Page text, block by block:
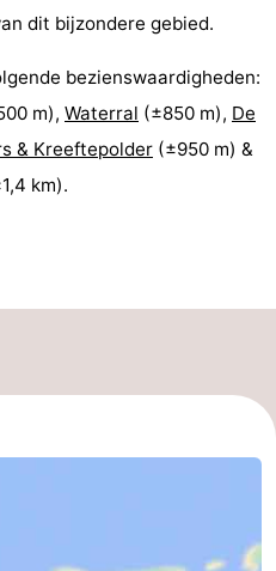
dit bijzondere gebied.
bezienswaardigheden:
m), Waterral (±850 m), De
& Kreeftepolder (±950 m) &
km).